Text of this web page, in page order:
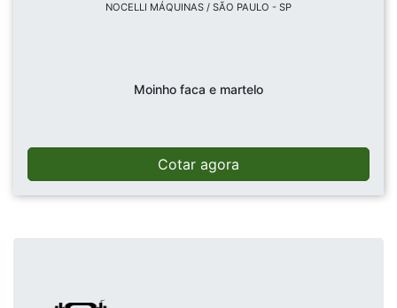
NOCELLI MÁQUINAS / SÃO PAULO - SP
Moinho faca e martelo
Cotar agora